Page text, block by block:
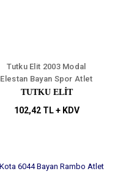
Tutku Elit 2003 Modal
Elestan Bayan Spor Atlet
TUTKU ELIT
102,42 TL + KDV